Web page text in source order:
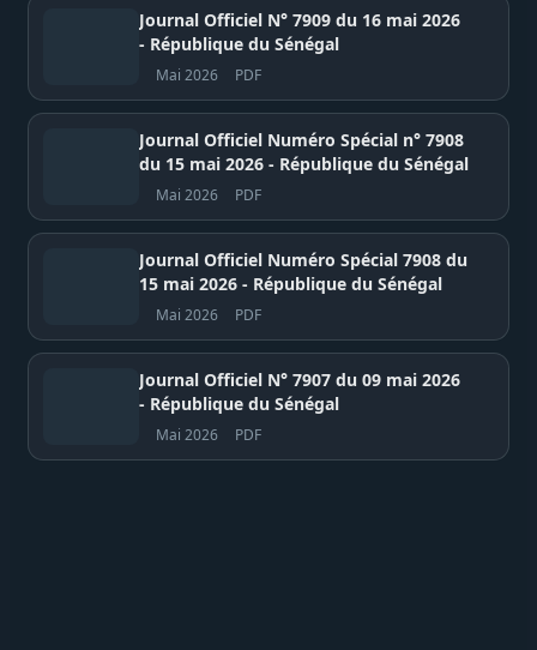
Journal Officiel N° 7909 du 16 mai 2026
- République du Sénégal
Mai 2026 PDF
Journal Officiel Numéro Spécial n° 7908
du 15 mai 2026 - République du Sénégal
Mai 2026 PDF
Journal Officiel Numéro Spécial 7908 du
15 mai 2026 - République du Sénégal
Mai 2026 PDF
Journal Officiel N° 7907 du 09 mai 2026
- République du Sénégal
Mai 2026 PDF